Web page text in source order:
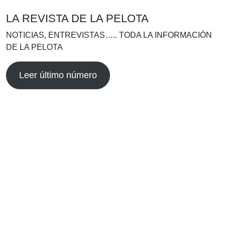
LA REVISTA DE LA PELOTA
NOTICIAS, ENTREVISTAS….. TODA LA INFORMACIÓN
DE LA PELOTA
Leer último número